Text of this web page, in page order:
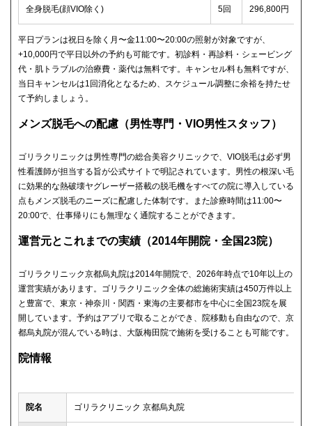
全身脱毛(顔VIO除く) 5回 296,800円（税
平日プランは祝日を除く月〜金11:00〜20:00の照射が対象ですが、
+10,000円で平日以外の予約も可能です。初診料・再診料・シェービング
代・肌トラブルの治療費・薬代は無料です。キャンセル料も無料ですが、
当日キャンセルは1回消化となるため、スケジュール調整に余裕を持たせ
て予約しましょう。
メンズ脱毛への配慮（男性専門・VIO男性スタッフ）
ゴリラクリニックは男性専門の総合美容クリニックで、VIO脱毛は必ず男
性看護師が担当する旨が公式サイトで明記されています。男性の根深い毛
に効果的な熱破壊ヤグレーザー搭載の脱毛機をすべての院に導入している
点もメンズ脱毛のニーズに配慮した体制です。また診療時間は11:00〜
20:00で、仕事帰りにも無理なく通院することができます。
運営元とこれまでの実績（2014年開院・全国23院）
ゴリラクリニック京都烏丸院は2014年開院で、2026年時点で10年以上の
運営実績があります。ゴリラクリニック全体の総施術実績は450万件以上
と豊富で、東京・神奈川・関西・東海の主要都市を中心に全国23院を展
開しています。予約はアプリで取ることができ、院移動も自由なので、京
都烏丸院が混んでいる時は、大阪梅田院で施術を受けることも可能です。
院情報
院名 ゴリラクリニック 京都烏丸院